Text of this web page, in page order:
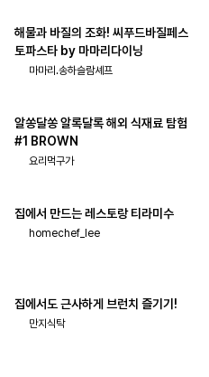
해물과 바질의 조화! 씨푸드바질페스
토파스타 by 마마리다이닝
마마리.송하슬람셰프
알쏭달쏭 알록달록 해외 식재료 탐험
#1 BROWN
요리먹구가
집에서 만드는 레스토랑 티라미수
homechef_lee
집에서도 근사하게 브런치 즐기기!
만지식탁